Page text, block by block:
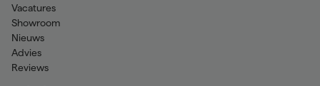
Vacatures
Showroom
Nieuws
Advies
Reviews